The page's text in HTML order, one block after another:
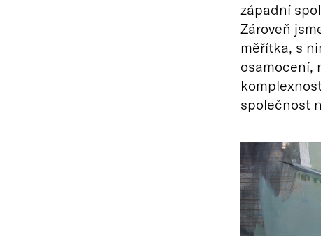
západní
Zároveň
měřítka, s
osamocení,
společnost